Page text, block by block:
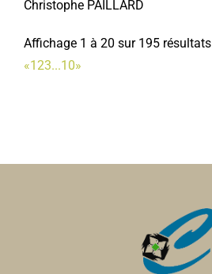
Christophe PAILLARD
Affichage 1 à 20 sur 195 résultats
«123...10»